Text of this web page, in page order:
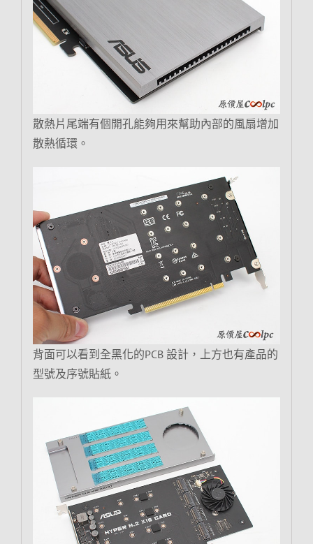
散熱片尾端有個開孔能夠用來幫助內部的風扇增加
散熱循環。
背面可以看到全黑化的PCB 設計，上方也有產品的
型號及序號貼紙。